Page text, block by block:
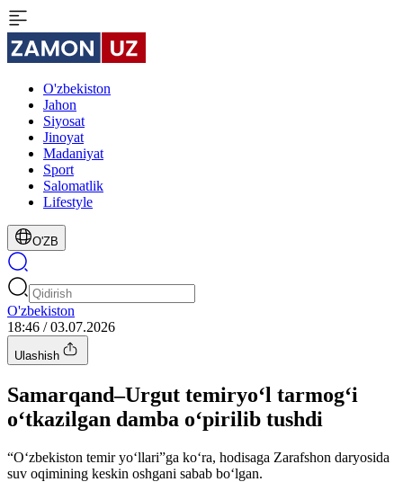
O'zbekiston
Jahon
Siyosat
Jinoyat
Madaniyat
Sport
Salomatlik
Lifestyle
O'ZB
O'zbekiston
18:46 / 03.07.2026
Ulashish
Samarqand–Urgut temiryo‘l tarmog‘i
o‘tkazilgan damba o‘pirilib tushdi
“O‘zbekiston temir yo‘llari”ga ko‘ra, hodisaga Zarafshon daryosida
suv oqimining keskin oshgani sabab bo‘lgan.